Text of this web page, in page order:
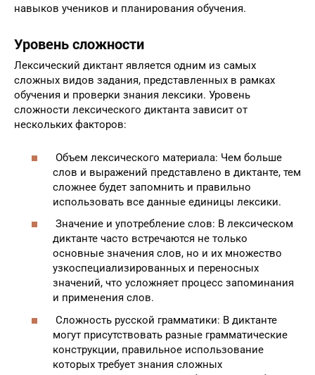
навыков учеников и планирования обучения.
Уровень сложности
Лексический диктант является одним из самых
сложных видов задания, представленных в рамках
обучения и проверки знания лексики. Уровень
сложности лексического диктанта зависит от
нескольких факторов:
Объем лексического материала: Чем больше
слов и выражений представлено в диктанте, тем
сложнее будет запомнить и правильно
использовать все данные единицы лексики.
Значение и употребление слов: В лексическом
диктанте часто встречаются не только
основные значения слов, но и их множество
узкоспециализированных и переносных
значений, что усложняет процесс запоминания
и применения слов.
Сложность русской грамматики: В диктанте
могут присутствовать разные грамматические
конструкции, правильное использование
которых требует знания сложных